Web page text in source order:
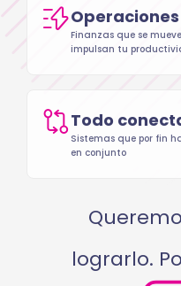
Finanzas que se
impulsan tu
Todo
Sistemas que por fin
en conjunto
lograrlo.